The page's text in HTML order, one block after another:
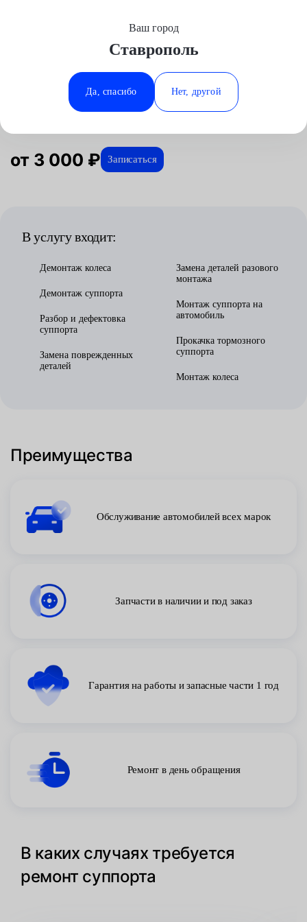
Минеральные Воды
Ростов-на-Дону
Ставрополь
Ваш город
Ставрополь
Да, спасибо Нет, другой
ОтзывыАвтосервис
Тормозная система
Ремонт суппорта в Ставрополе
от 3 000 ₽ Записаться
В услугу входит:
Демонтаж колеса
Демонтаж суппорта
Разбор и дефектовка
суппорта
Замена поврежденных
деталей
Замена деталей разового
монтажа
Монтаж суппорта на
автомобиль
Прокачка тормозного
суппорта
Монтаж колеса
Преимущества
Обслуживание автомобилей всех марок
Запчасти в наличии и под заказ
Гарантия на работы и запасные части 1 год
Ремонт в день обращения
В каких случаях требуется
ремонт суппорта